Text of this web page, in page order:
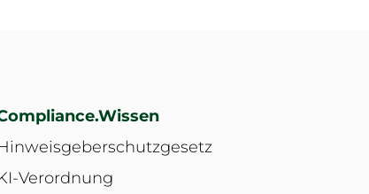
Verordnung